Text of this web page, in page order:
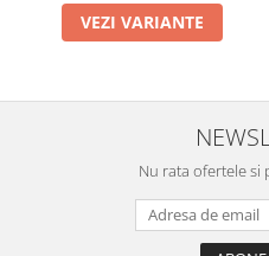
VEZI VARIANTE
Nu rata ofertele